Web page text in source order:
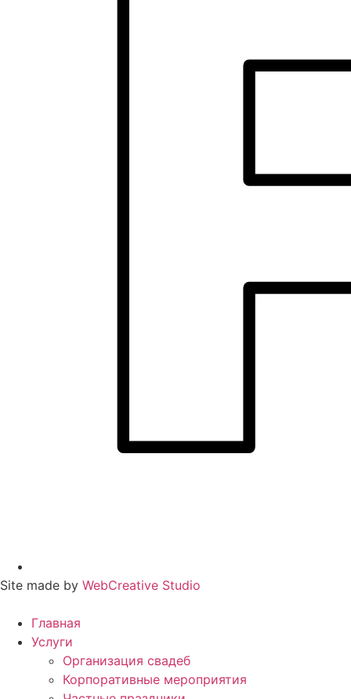
Site made by WebCreative Studio
Главная
Услуги
Организация свадеб
Корпоративные мероприятия